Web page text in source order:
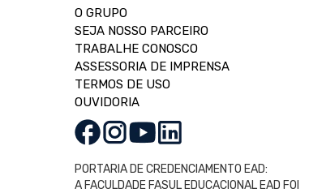
O GRUPO
SEJA NOSSO PARCEIRO
TRABALHE CONOSCO
ASSESSORIA DE IMPRENSA
TERMOS DE USO
OUVIDORIA
PORTARIA DE CREDENCIAMENTO EAD:
A FACULDADE FASUL EDUCACIONAL EAD FOI